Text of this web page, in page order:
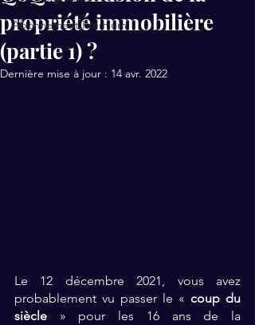
Abonnement Premium
propriété immobilière
(partie 1) ?
Dernière mise à jour : 14 avr. 2022
Le 12 décembre 2021, vous avez
probablement vu passer le « coup du
siècle » pour les 16 ans de la